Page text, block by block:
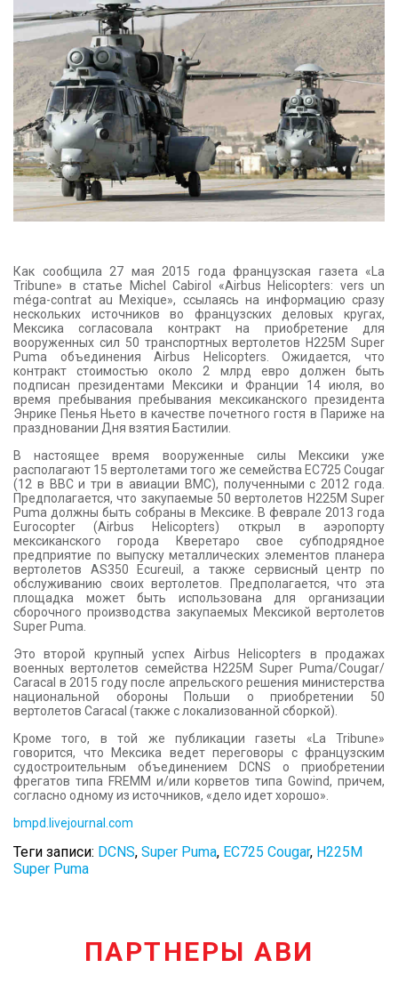
КОНТАКТЫ
Как сообщила 27 мая 2015 года французская газета «La
Tribune» в статье Michel Cabirol «Airbus Helicopters: vers un
méga-contrat au Mexique», ссылаясь на информацию сразу
нескольких источников во французских деловых кругах,
Мексика согласовала контракт на приобретение для
вооруженных сил 50 транспортных вертолетов Н225М Super
Puma объединения Airbus Helicopters. Ожидается, что
контракт стоимостью около 2 млрд евро должен быть
подписан президентами Мексики и Франции 14 июля, во
время пребывания пребывания мексиканского президента
Энрике Пенья Ньето в качестве почетного гостя в Париже на
праздновании Дня взятия Бастилии.
В настоящее время вооруженные силы Мексики уже
располагают 15 вертолетами того же семейства ЕС725 Cougar
(12 в ВВС и три в авиации ВМС), полученными с 2012 года.
Предполагается, что закупаемые 50 вертолетов Н225М Super
Puma должны быть собраны в Мексике. В феврале 2013 года
Eurocopter (Airbus Helicopters) открыл в аэропорту
мексиканского города Кверетаро свое субподрядное
предприятие по выпуску металлических элементов планера
вертолетов AS350 Ecureuil, а также сервисный центр по
обслуживанию своих вертолетов. Предполагается, что эта
площадка может быть использована для организации
сборочного производства закупаемых Мексикой вертолетов
Super Puma.
Это второй крупный успех Airbus Helicopters в продажах
военных вертолетов семейства Н225М Super Puma/Cougar/
Сaracal в 2015 году после апрельского решения министерства
национальной обороны Польши о приобретении 50
вертолетов Сaracal (также с локализованной сборкой).
Кроме того, в той же публикации газеты «La Tribune»
говорится, что Мексика ведет переговоры с французским
судостроительным объединением DCNS о приобретении
фрегатов типа FREMM и/или корветов типа Gowind, причем,
согласно одному из источников, «дело идет хорошо».
bmpd.livejournal.com
Теги записи: DCNS, Super Puma, ЕС725 Cougar, Н225М
Super Puma
ПАРТНЕРЫ АВИ